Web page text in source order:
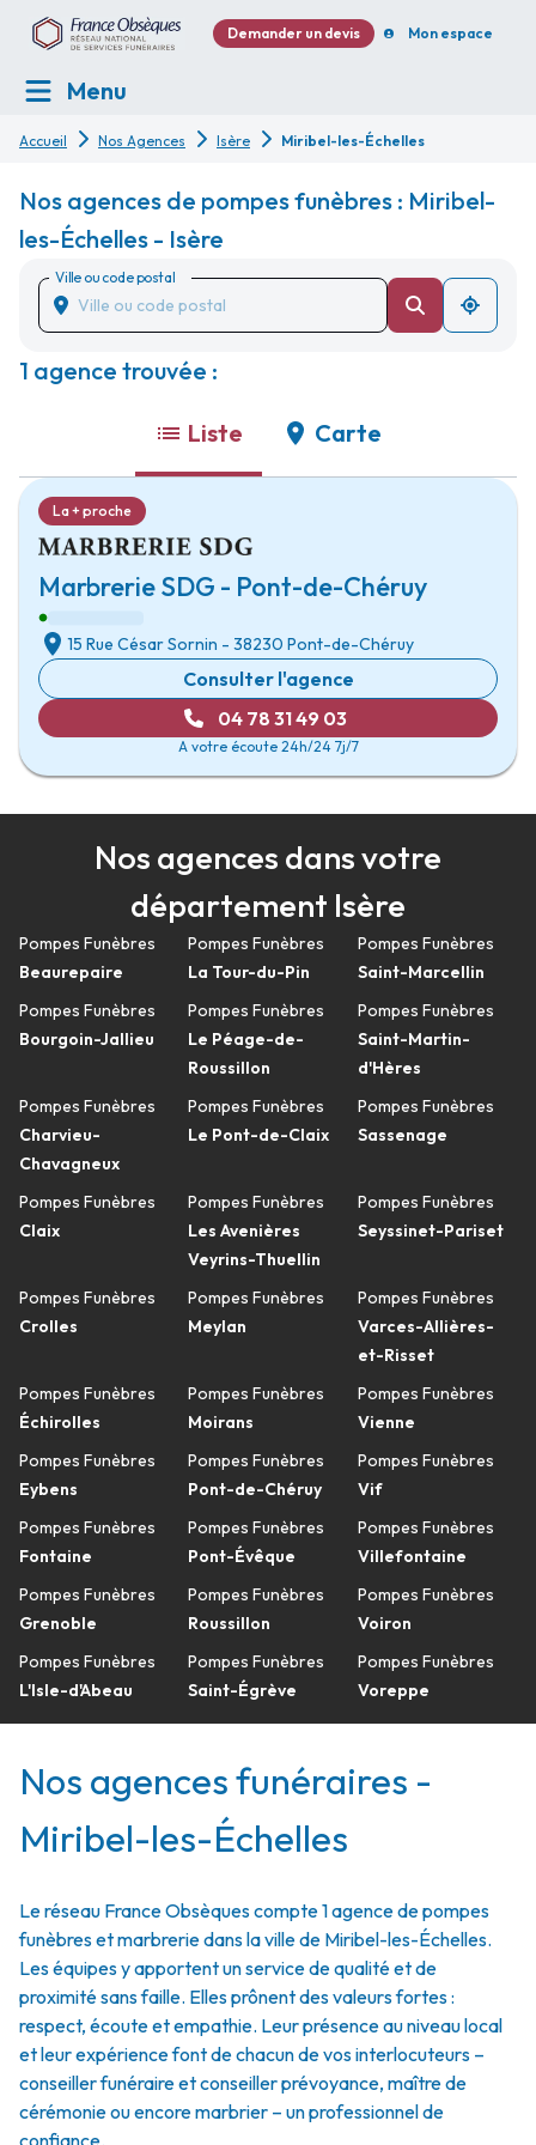
Demander un devis Mon espace
Menu
Accueil Nos Agences Isère Miribel-les-Échelles
Nos agences de pompes funèbres : Miribel-
les-Échelles - Isère
Ville ou code postal
1 agence trouvée :
Liste Carte
Marbrerie SDG - Pont-de-Chéruy
La + proche
15 Rue César Sornin - 38230 Pont-de-Chéruy
Consulter l'agence
04 78 31 49 03
A votre écoute 24h/24 7j/7
Nos agences dans votre
département Isère
Pompes Funèbres
Beaurepaire
Pompes Funèbres
Bourgoin-Jallieu
Pompes Funèbres
Charvieu-
Chavagneux
Pompes Funèbres
Claix
Pompes Funèbres
Crolles
Pompes Funèbres
Échirolles
Pompes Funèbres
Eybens
Pompes Funèbres
Fontaine
Pompes Funèbres
Grenoble
Pompes Funèbres
L'Isle-d'Abeau
Pompes Funèbres
La Tour-du-Pin
Pompes Funèbres
Le Péage-de-
Roussillon
Pompes Funèbres
Le Pont-de-Claix
Pompes Funèbres
Les Avenières
Veyrins-Thuellin
Pompes Funèbres
Meylan
Pompes Funèbres
Moirans
Pompes Funèbres
Pont-de-Chéruy
Pompes Funèbres
Pont-Évêque
Pompes Funèbres
Roussillon
Pompes Funèbres
Saint-Égrève
Pompes Funèbres
Saint-Marcellin
Pompes Funèbres
Saint-Martin-
d'Hères
Pompes Funèbres
Sassenage
Pompes Funèbres
Seyssinet-Pariset
Pompes Funèbres
Varces-Allières-
et-Risset
Pompes Funèbres
Vienne
Pompes Funèbres
Vif
Pompes Funèbres
Villefontaine
Pompes Funèbres
Voiron
Pompes Funèbres
Voreppe
Nos agences funéraires -
Miribel-les-Échelles
Le réseau France Obsèques compte 1 agence de pompes
funèbres et marbrerie dans la ville de Miribel-les-Échelles.
Les équipes y apportent un service de qualité et de
proximité sans faille. Elles prônent des valeurs fortes :
respect, écoute et empathie. Leur présence au niveau local
et leur expérience font de chacun de vos interlocuteurs –
conseiller funéraire et conseiller prévoyance, maître de
cérémonie ou encore marbrier – un professionnel de
confiance.